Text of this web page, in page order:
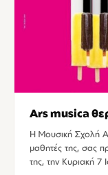
Ars musica
Η Μουσική Σχολή
μαθητές της, σας
της, την Κυριακή 7